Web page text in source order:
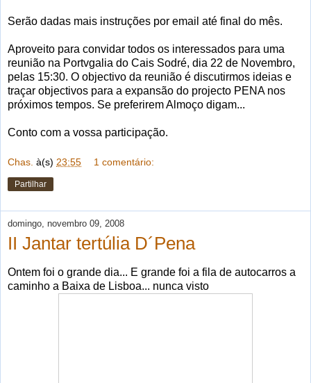
Serão dadas mais instruções por email até final do mês.
Aproveito para convidar todos os interessados para uma
reunião na Portvgalia do Cais Sodré, dia 22 de Novembro,
pelas 15:30. O objectivo da reunião é discutirmos ideias e
traçar objectivos para a expansão do projecto PENA nos
próximos tempos. Se preferirem Almoço digam...
Conto com a vossa participação.
Chas. à(s) 23:55 1 comentário:
Partilhar
domingo, novembro 09, 2008
II Jantar tertúlia D´Pena
Ontem foi o grande dia... E grande foi a fila de autocarros a
caminho a Baixa de Lisboa... nunca visto